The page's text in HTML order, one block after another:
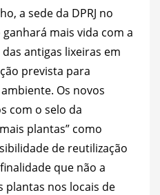
a sede da DPRJ no
mais vida com a
antigas lixeiras em
prevista para
Os novos
com o selo da
plantas” como
de reutilização
que não a
plantas nos locais de